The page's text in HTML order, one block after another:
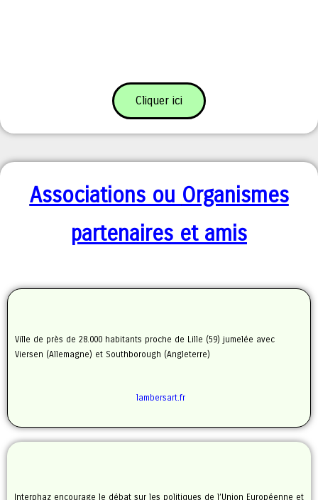
Cliquer ici
Associations ou Organismes
partenaires et amis
Ville de près de 28.000 habitants proche de Lille (59) jumelée avec
Viersen (Allemagne) et Southborough (Angleterre)
lambersart.fr
Interphaz encourage le débat sur les politiques de l’Union Européenne et